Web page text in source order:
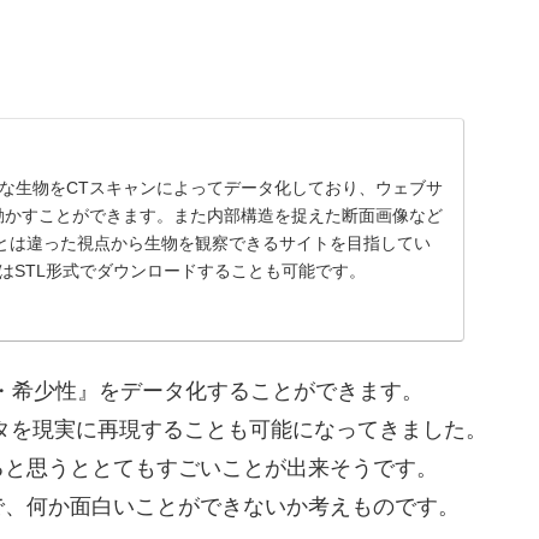
生物をCTスキャンによってデータ化しており、ウェブサ
すことができます。また内部構造を捉えた断面画像など
は違った視点から生物を観察できるサイトを目指してい
STL形式でダウンロードすることも可能です。
少性』をデータ化することができます。
現実に再現することも可能になってきました。
思うととてもすごいことが出来そうです。
何か面白いことができないか考えものです。